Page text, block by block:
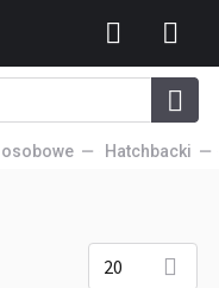
Hatchbacki
20